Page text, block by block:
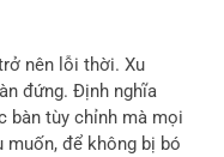
nên lỗi thời. Xu
đứng. Định nghĩa
bàn tùy chỉnh mà mọi
để không bị bó